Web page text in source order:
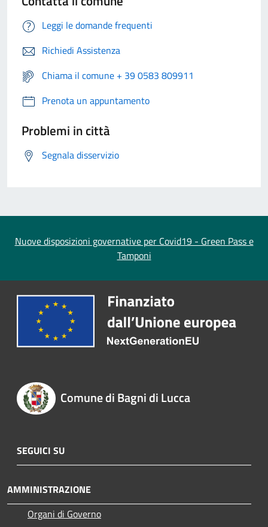
Leggi le domande frequenti
Richiedi Assistenza
Chiama il comune + 39 0583 809911
Prenota un appuntamento
Problemi in città
Segnala disservizio
Nuove disposizioni governative per Covid19 - Green Pass e
Tamponi
Comune di Bagni di Lucca
SEGUICI SU
AMMINISTRAZIONE
Organi di Governo